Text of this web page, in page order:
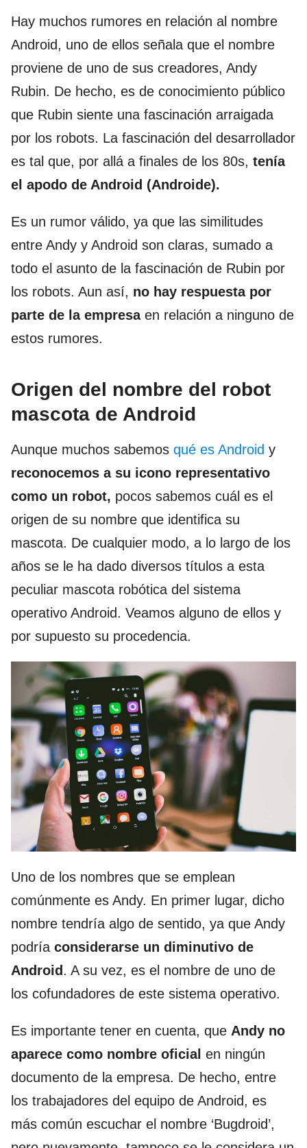
Hay muchos rumores en relación al nombre
Android, uno de ellos señala que el nombre
proviene de uno de sus creadores, Andy
Rubin. De hecho, es de conocimiento público
que Rubin siente una fascinación arraigada
por los robots. La fascinación del desarrollador
es tal que, por allá a finales de los 80s, tenía
el apodo de Android (Androide).
Es un rumor válido, ya que las similitudes
entre Andy y Android son claras, sumado a
todo el asunto de la fascinación de Rubin por
los robots. Aun así, no hay respuesta por
parte de la empresaen relación a ninguno de
estos rumores.
Origen del nombre del robot
mascota de Android
Aunque muchos sabemos qué es Android y
reconocemos a su icono representativo
como un robot, pocos sabemos cuál es el
origen de su nombre que identifica su
mascota. De cualquier modo, a lo largo de los
años se le ha dado diversos títulos a esta
peculiar mascota robótica del sistema
operativo Android. Veamos alguno de ellos y
por supuesto su procedencia.
Uno de los nombres que se emplean
comúnmente es Andy. En primer lugar, dicho
nombre tendría algo de sentido, ya que Andy
podría considerarse un diminutivo de
Android . A su vez, es el nombre de uno de
los cofundadores de este sistema operativo.
Es importante tener en cuenta, que Andy no
aparece como nombre oficial en ningún
documento de la empresa. De hecho, entre
los trabajadores del equipo de Android, es
más común escuchar el nombre ‘Bugdroid’,